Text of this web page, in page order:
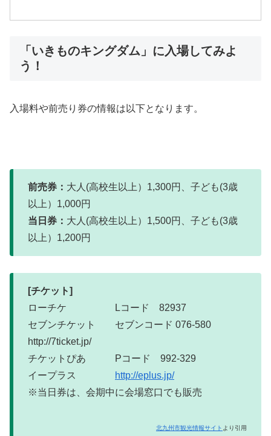
「いきものキングダム」に入場してみよ
う！
入場料や前売り券の情報は以下となります。
前売券： 大人(高校生以上）1,300円、子ども(3歳
以上）1,000円
当日券： 大人(高校生以上）1,500円、子ども(3歳
以上）1,200円
[チケット]
ローチケ Lコード 82937
セブンチケット セブンコード 076-580
http://7ticket.jp/
チケットぴあ Pコード 992-329
イープラス
http://eplus.jp/
※当日券は、会期中に会場窓口でも販売
北九州市観光情報サイト より引用